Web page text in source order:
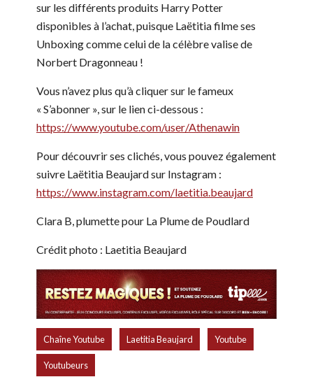
sur les différents produits Harry Potter
disponibles à l’achat, puisque Laëtitia filme ses
Unboxing comme celui de la célèbre valise de
Norbert Dragonneau !
Vous n’avez plus qu’à cliquer sur le fameux
« S’abonner », sur le lien ci-dessous :
https://www.youtube.com/user/Athenawin
Pour découvrir ses clichés, vous pouvez également
suivre Laëtitia Beaujard sur Instagram :
https://www.instagram.com/laetitia.beaujard
Clara B, plumette pour La Plume de Poudlard
Crédit photo : Laetitia Beaujard
Chaîne Youtube Laetitia Beaujard Youtube
Youtubeurs